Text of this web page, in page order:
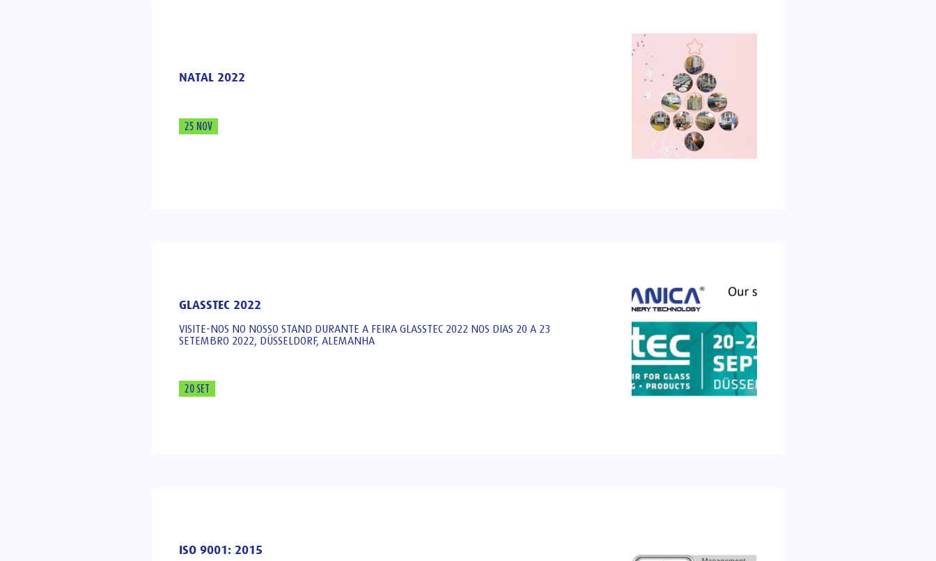
NATAL 2022
25 NOV
GLASSTEC 2022
VISITE-NOS NO NOSSO STAND DURANTE A FEIRA GLASSTEC 2022 NOS DIAS 20 A 23
SETEMBRO 2022, DÜSSELDORF, ALEMANHA
20 SET
ISO 9001: 2015